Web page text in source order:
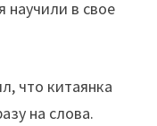
научили в свое
что китаянка
на слова.